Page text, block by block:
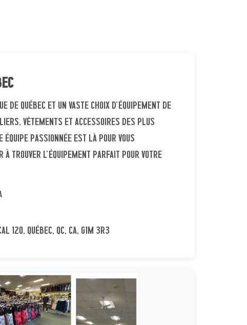
de Québec et un vaste choix d’équipement de
vêtements et accessoires des plus
équipe passionnée est là pour vous
à trouver l’équipement parfait pour votre
Québec, QC, CA, G1M 3R3